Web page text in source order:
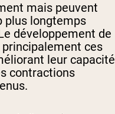
mais peuvent
plus longtemps
développement de
ces
leur capacité
contractions